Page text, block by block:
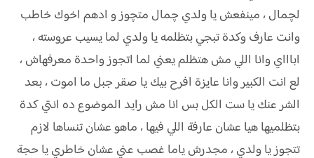
لچمال ، مينفعش يا ولدي چمال متچوز و ادهم اخوك خاطب
وانت عارف وكدة تبجي بتظلمه يا ولدي لما يسيب عروسته ،
اباااي وانا اللي مش هتظلم يعني لما اتجوز واحدة معرفهاش ،
لع انت الكبير وانا عايزة افرح بيك يا صقر جبل ما اموت ، بعد
الشر عنك يا ست الكل بس انا مش رايد الموضوع ده انتي كدة
بتظلميها هيا عشان عارفة اللي فيها ، ماهو عشان تنساها لازم
تتجوز يا ولدي ، مجدرش ياما غصب عني عشان خاطري يا حجة